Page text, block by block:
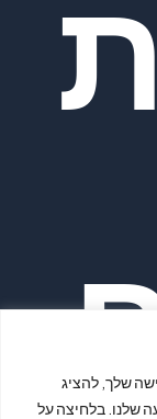
שלך, להציג
שלנו. בלחיצה על